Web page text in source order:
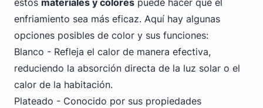
estos materiales y colores puede hacer que el
enfriamiento sea más eficaz. Aquí hay algunas
opciones posibles de color y sus funciones:
Blanco - Refleja el calor de manera efectiva,
reduciendo la absorción directa de la luz solar o el
calor de la habitación.
Plateado - Conocido por sus propiedades